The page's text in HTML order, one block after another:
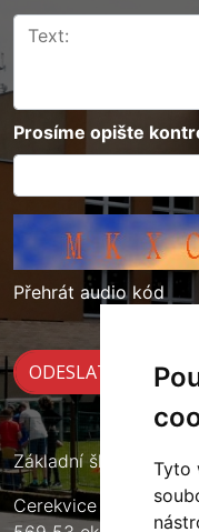
Tyto
Prosíme opište
Přehrát audio kód
Základní škola
Cerekvice nad